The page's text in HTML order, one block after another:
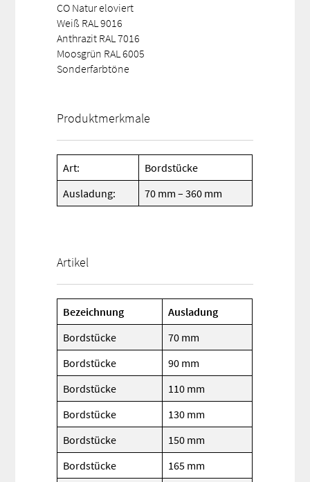
CO Natur eloviert
Weiß RAL 9016
Anthrazit RAL 7016
Moosgrün RAL 6005
Sonderfarbtöne
Produktmerkmale
Art:
Bordstücke
Ausladung:
70 mm – 360 mm
Artikel
Bezeichnung
Ausladung
Bordstücke
70 mm
Bordstücke
90 mm
Bordstücke
110 mm
Bordstücke
130 mm
Bordstücke
150 mm
Bordstücke
165 mm